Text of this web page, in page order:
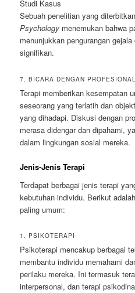
Studi Kasus
Sebuah penelitian yang
Psychology menemukan bahwa
menunjukkan pengurangan
signifikan.
7. BICARA DENGAN PROFESIONAL
Terapi memberikan kesempatan
seseorang yang terlatih dan
yang dihadapi. Diskusi dengan
merasa didengar dan dipahami,
dalam lingkungan sosial mereka.
Jenis-Jenis Terapi
Terdapat berbagai jenis terapi
kebutuhan individu. Berikut
paling umum:
1. PSIKOTERAPI
Psikoterapi mencakup berbagai
membantu individu memahami
perilaku mereka. Ini termasuk
interpersonal, dan terapi